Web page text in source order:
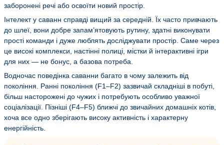
заборонені речі або освоїти новий простір.
Інтелект у саванн справді вищий за середній. Їх часто привчають
до шлеї, вони добре запам’ятовують рутину, здатні виконувати
прості команди і дуже люблять досліджувати простір. Саме через
це високі комплекси, настінні полиці, містки й інтерактивні ігри
для них — не бонус, а базова потреба.
Водночас поведінка саванни багато в чому залежить від
покоління. Ранні покоління (F1–F2) зазвичай складніші в побуті,
більш насторожені до чужих і потребують особливо уважної
соціалізації. Пізніші (F4–F5) ближчі до звичайних домашніх котів,
хоча все одно зберігають високу активність і характерну
енергійність.